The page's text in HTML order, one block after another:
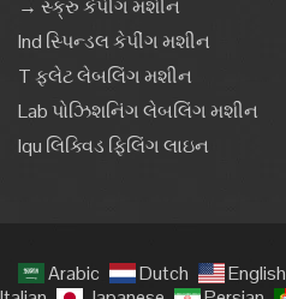
→ સ્ક્રુ કેપીંગ મશીન
Ind સ્પિન્ડલ કેપીંગ મશીન
T ફ્લેટ લેબલિંગ મશીન
Lab પોઝિશનિંગ લેબલિંગ મશીન
Iqu લિક્વિડ ફિલિંગ લાઇન
Arabic Dutch English